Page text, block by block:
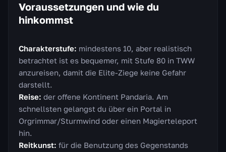
Voraussetzungen und wie du
hinkommst
Charakterstufe: mindestens 10, aber realistisch
betrachtet ist es bequemer, mit Stufe 80 in TWW
anzureisen, damit die Elite-Ziege keine Gefahr
darstellt.
Reise: der offene Kontinent Pandaria. Am
schnellsten gelangst du über ein Portal in
Orgrimmar/Sturmwind oder einen Magierteleport
hin.
Reitkunst: für die Benutzung des Gegenstands